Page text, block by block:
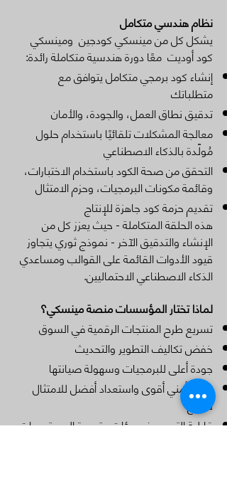
نظام هندسي متكامل
يشكل كل من مينسكي كودجين ومينسكي
كود أوديت معًا دورة هندسية متكاملة رائدة:
إنشاء كود برمجي متكامل يتوافق مع
متطلباتك
تدقيق نطاق العمل، والجودة، والأمان
معالجة المشكلات تلقائيًا باستخدام حلول
مُولّدة بالذكاء الاصطناعي
التحقق من صحة الكود باستخدام الاختبارات،
وقائمة مكونات البرمجيات، وحزم الامتثال
تقديم حزمة كود جاهزة للإنتاج
هذه الحلقة المتكاملة - حيث يعزز كل من
الإنشاء والتدقيق الآخر - نموذج ثوري يتجاوز
قيود الأدوات القائمة على القوالب ومساعدي
الذكاء الاصطناعي الاحتماليين.
لماذا تختار المؤسسات منصة مينسكي؟
تسريع طرح المنتجات الرقمية في السوق
خفض تكاليف التطوير والتحديث
جودة أعلى للبرمجيات وسهولة صيانتها
وضع أمني أقوى واستعداد أفضل للامتثال
للوائح
قابلية التوسع في بيئات متعددة المستودعات